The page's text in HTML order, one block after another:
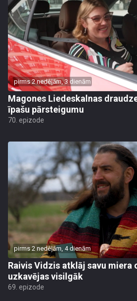
pirms 2 nedēļām, 3 dienām
Magones Liedeskalnas
īpašu pārsteigumu
70. epizode
pirms 2 nedēļām, 4 dienām
Raivis Vidzis atklāj savu miera
uzkavējas visilgāk
69. epizode